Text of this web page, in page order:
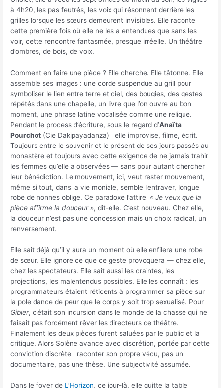
à 4h20, les pas feutrés, les voix qui résonnent derrière les
grilles lorsque les sœurs demeurent invisibles. Elle raconte
cette première fois où elle ne les a entendues que sans les
voir, cette rencontre fantasmée, presque irréelle. Un théâtre
d’ombres, de bois, de voix.
Comment en faire une pièce ? Elle cherche. Elle tâtonne. Elle
assemble ses images : une corde suspendue au grill pour
symboliser le lien entre terre et ciel, des bougies, des gestes
répétés dans une chapelle, un livre que l’on ouvre au bon
moment, une phrase latine vocalisée comme une relique.
Pendant le process d’écriture, sous le regard d’Anaïta
Pourchot (Cie Dakipayadanza), elle improvise, filme, écrit.
Toujours entre le souvenir et le présent de ses jours passés au
monastère et toujours avec cette exigence de ne jamais trahir
les femmes qu’elle a observées — sans pour autant chercher
leur bénédiction. Le mouvement, ici, veut rester mouvement,
même si tout, dans la vie moniale, semble l’entraver, longue
robe de nonnes oblige. Ce paradoxe l’attire. « Je veux que la
pièce affirme la douceur », dit-elle. C’est nouveau. Chez elle,
la douceur n’est pas une concession mais un choix radical, un
renversement.
Elle sait déjà qu’il y aura un moment où elle enfilera une robe
de sœur. Elle ignore ce que ce geste provoquera — chez elle,
chez les spectateurs. Elle sait aussi les craintes, les
projections, les malentendus possibles. Elle les connaît : les
programmateurs étaient réticents à programmer sa pièce sur
la pole dance de peur que le corps y soit trop sexualisé. Pour
Gibier, c’était son incursion dans le monde de la chasse qui ne
faisait pas forcément rêver les directeurs de théâtre.
Finalement les deux pièces furent saluées par le public et la
critique. Alors Solène avance avec discrétion, portée par cette
conviction discrète : raconter son propre vécu, pas un
documentaire, pas une thèse. Une subjectivité assumée.
Dans le foyer de L’Horizon, ce jour-là, elle quitte la table